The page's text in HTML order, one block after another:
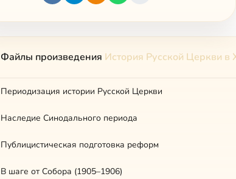
Файлы произведения История Русской Церкви в
Периодизация истории Русской Церкви
Наследие Синодального периода
Публицистическая подготовка реформ
В шаге от Собора (1905–1906)